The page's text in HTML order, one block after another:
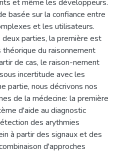
et même les développeurs.
basée sur la confiance entre
et les utilisateurs.
parties, la première est
du raisonnement
de cas, le raison-nement
incertitude avec les
partie, nous décrivons nos
de la médecine: la première
d'aide au diagnostic
des arythmies
à partir des signaux et des
d'approches